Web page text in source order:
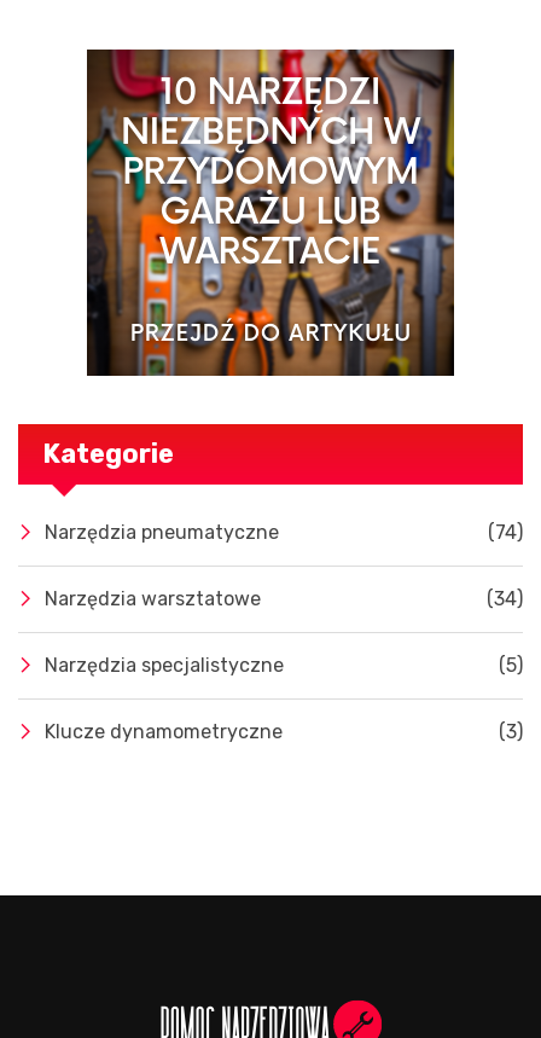
Kategorie
Narzędzia pneumatyczne (74)
Narzędzia warsztatowe (34)
Narzędzia specjalistyczne (5)
Klucze dynamometryczne (3)